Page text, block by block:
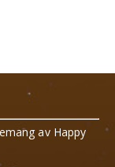
av Happy